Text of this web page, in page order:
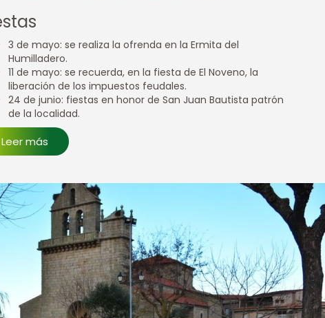
3 de mayo: se realiza la ofrenda en la Ermita del
Humilladero.
11 de mayo: se recuerda, en la fiesta de El Noveno, la
liberación de los impuestos feudales.
24 de junio: fiestas en honor de San Juan Bautista patrón
de la localidad.
Leer más